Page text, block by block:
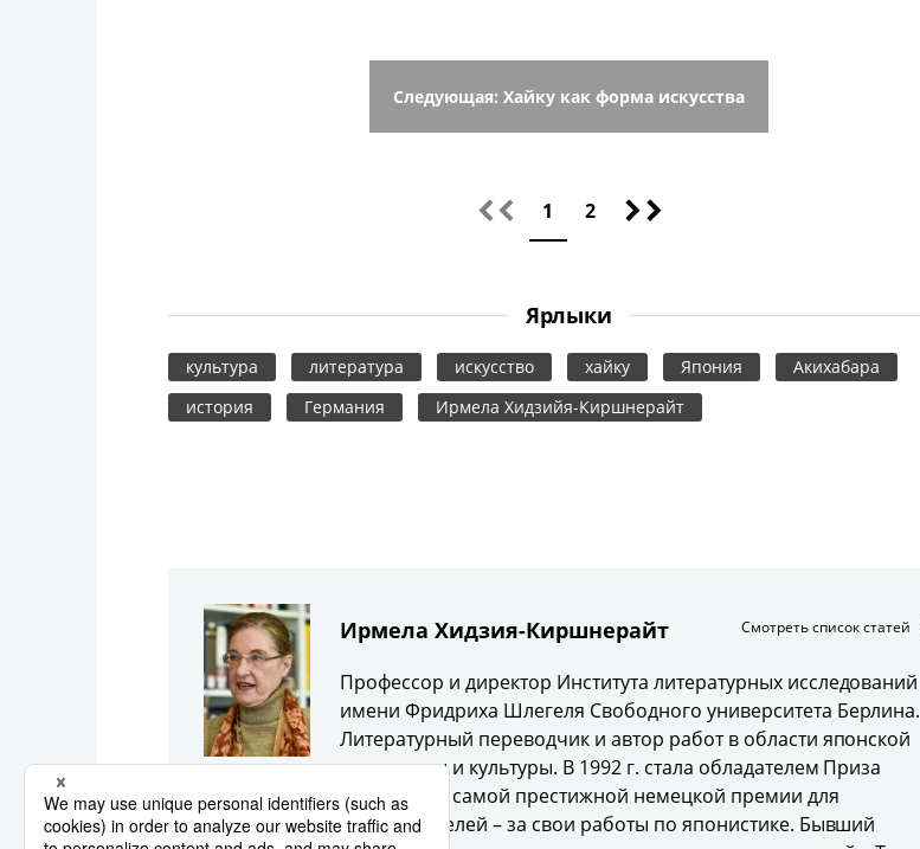
Следующая: Хайку как форма искусства
1 2
Ярлыки
культура литература искусство хайку Япония
Акихабара
история
Германия Ирмела Хидзийя-Киршнерайт
Ирмела Хидзия-Киршнерайт Смотреть список статей
Профессор и директор Института литературных исследований
имени Фридриха Шлегеля Свободного университета Берлина.
Литературный переводчик и автор работ в области японской
литературы и культуры. В 1992 г. стала обладателем Приза
Лейбница – самой престижной немецкой премии для
исследователей – за свои работы по японистике. Бывший